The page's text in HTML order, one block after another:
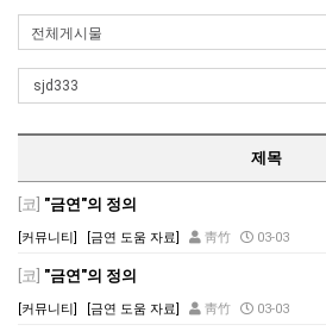
제목
[코] "금연"의 정의
[커뮤니티] [금연 도움 자료] 靑竹 03-03
[코] "금연"의 정의
[커뮤니티] [금연 도움 자료] 靑竹 03-03